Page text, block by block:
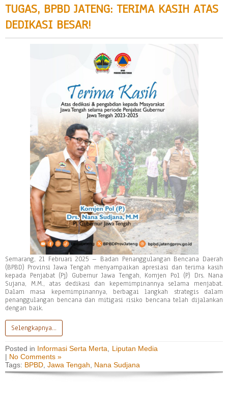
TUGAS, BPBD JATENG: TERIMA KASIH ATAS
DEDIKASI BESAR!
Semarang, 21 Februari 2025 – Badan Penanggulangan Bencana Daerah
(BPBD) Provinsi Jawa Tengah menyampaikan apresiasi dan terima kasih
kepada Penjabat (Pj) Gubernur Jawa Tengah, Komjen Pol (P) Drs. Nana
Sujana, M.M., atas dedikasi dan kepemimpinannya selama menjabat.
Dalam masa kepemimpinannya, berbagai langkah strategis dalam
penanggulangan bencana dan mitigasi risiko bencana telah dijalankan
dengan baik.
Selengkapnya…
Posted in Informasi Serta Merta
Liputan Media
| No Comments »
Tags: BPBD Jawa Tengah Nana Sudjana